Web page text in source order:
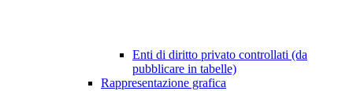
Enti di diritto privato controllati (da
pubblicare in tabelle)
Rappresentazione grafica